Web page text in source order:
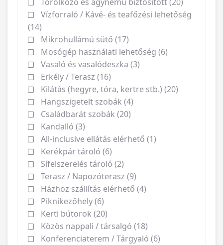
Törölköző és ágynemű biztosított (20)
Vízforraló / Kávé- és teafőzési lehetőség
(14)
Mikrohullámú sütő (17)
Mosógép használati lehetőség (6)
Vasaló és vasalódeszka (3)
Erkély / Terasz (16)
Kilátás (hegyre, tóra, kertre stb.) (20)
Hangszigetelt szobák (4)
Családbarát szobák (20)
Kandalló (3)
All-inclusive ellátás elérhető (1)
Kerékpár tároló (6)
Sífelszerelés tároló (2)
Terasz / Napozóterasz (9)
Házhoz szállítás elérhető (4)
Piknikezőhely (6)
Kerti bútorok (20)
Közös nappali / társalgó (18)
Konferenciaterem / Tárgyaló (6)